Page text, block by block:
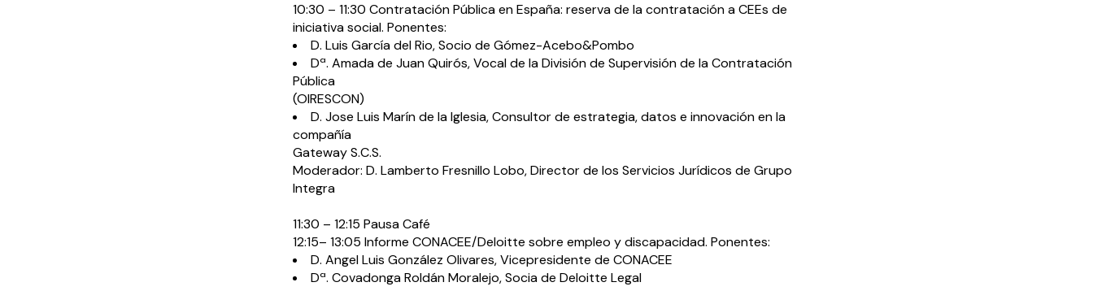
10:30 – 11:30 Contratación Pública en España: reserva de la contratación a CEEs de
iniciativa social. Ponentes:
D. Luis García del Rio, Socio de Gómez-Acebo&Pombo
Dª. Amada de Juan Quirós, Vocal de la División de Supervisión de la Contratación
Pública
(OIRESCON)
D. Jose Luis Marín de la Iglesia, Consultor de estrategia, datos e innovación en la
compañía
Gateway S.C.S.
Moderador: D. Lamberto Fresnillo Lobo, Director de los Servicios Jurídicos de Grupo
Integra
11:30 – 12:15 Pausa Café
12:15– 13:05 Informe CONACEE/Deloitte sobre empleo y discapacidad. Ponentes:
D. Angel Luis González Olivares, Vicepresidente de CONACEE
Dª. Covadonga Roldán Moralejo, Socia de Deloitte Legal